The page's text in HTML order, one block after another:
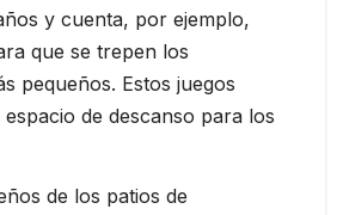
y cuenta, por ejemplo,
que se trepen los
pequeños. Estos juegos
de descanso para los
de los patios de